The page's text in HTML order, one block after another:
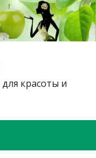
красоты и